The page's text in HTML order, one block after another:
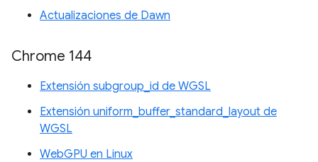
Actualizaciones de Dawn
Chrome 144
Extensión subgroup_id de WGSL
Extensión uniform_buffer_standard_layout de
WGSL
WebGPU en Linux